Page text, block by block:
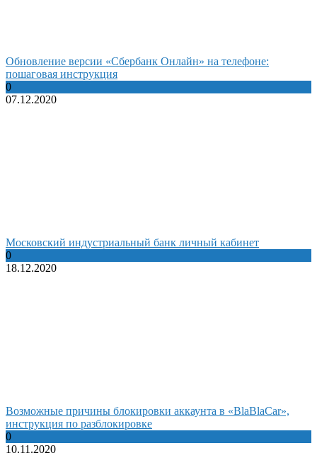
Обновление версии «Сбербанк Онлайн» на телефоне:
пошаговая инструкция
0
07.12.2020
Московский индустриальный банк личный кабинет
0
18.12.2020
Возможные причины блокировки аккаунта в «BlaBlaCar»,
инструкция по разблокировке
0
10.11.2020